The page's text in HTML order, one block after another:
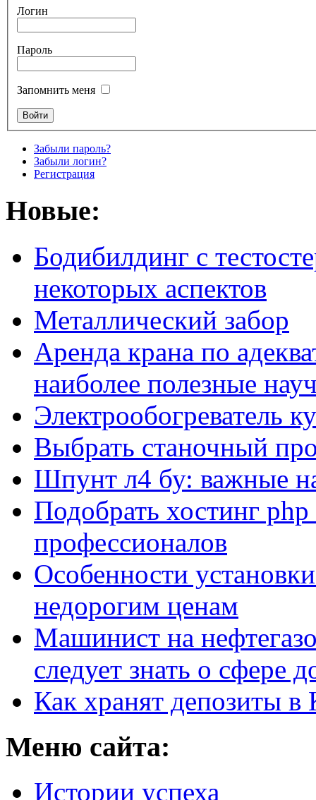
Логин
Пароль
Запомнить меня
Забыли пароль?
Забыли логин?
Регистрация
Новые:
Бодибилдинг с
некоторых аспектов
Металлический забор
Аренда крана по
наиболее полезные
Электрообогреватель
Выбрать станочный
Шпунт л4 бу: важные
Подобрать хостинг
профессионалов
Особенности
недорогим ценам
Машинист на
следует знать о сфере
Как хранят депозиты в
Меню сайта:
Истории успеха